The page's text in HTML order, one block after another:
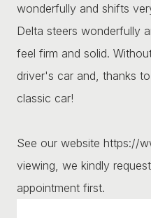
wonderfully and shifts
Delta steers wonderfully
feel firm and solid.
driver's car and, thanks
classic car!
See our website https://
viewing, we kindly
appointment first.